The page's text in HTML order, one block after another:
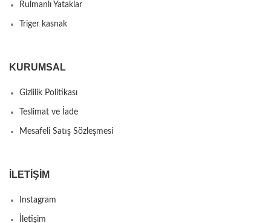
Rulmanlı Yataklar
Triger kasnak
KURUMSAL
Gizlilik Politikası
Teslimat ve İade
Mesafeli Satış Sözleşmesi
İLETIŞIM
Instagram
İletişim